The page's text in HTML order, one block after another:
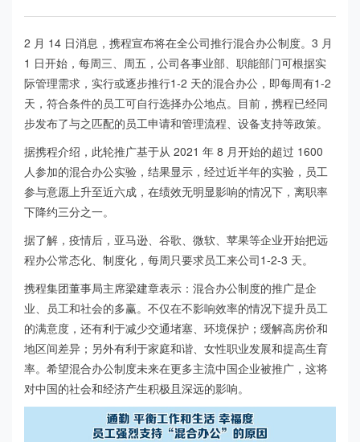
2 月 14 日消息，携程宣布将在全公司推行混合办公制度。3 月
1 日开始，每周三、周五，公司各事业部、职能部门可根据实
际管理需求，实行或逐步推行1-2 天的混合办公，即每周有1-2
天，符合条件的员工可自行选择办公地点。目前，携程已经同
步发布了与之匹配的员工申请和管理流程、设备支持等政策。
据携程介绍，此轮推广基于从 2021 年 8 月开始的超过 1600
人参加的混合办公实验，结果显示，经过近半年的实验，员工
参与意愿上升至近六成，在绩效无明显影响的情况下，离职率
下降约三分之一。
据了解，疫情后，亚马逊、谷歌、微软、苹果等企业开始把远
程办公常态化、制度化，每周只要求员工来公司1-2-3 天。
携程集团董事局主席梁建章表示：混合办公制度的推广是企
业、员工和社会的多赢。不仅在不影响效率的情况下提升员工
的满意度，还有利于减少交通堵塞、环境保护；缓解高房价和
地区间差异；另外有利于家庭和谐、女性职业发展和提高生育
率。希望混合办公制度未来在更多主流中国企业被推广，这将
对中国的社会和经济产生积极且深远的影响。